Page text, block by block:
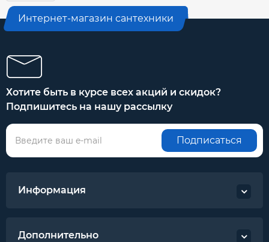
Интернет-магазин сантехники
Хотите быть в курсе всех акций и скидок?
Подпишитесь на нашу рассылку
Подписаться
Информация
Дополнительно